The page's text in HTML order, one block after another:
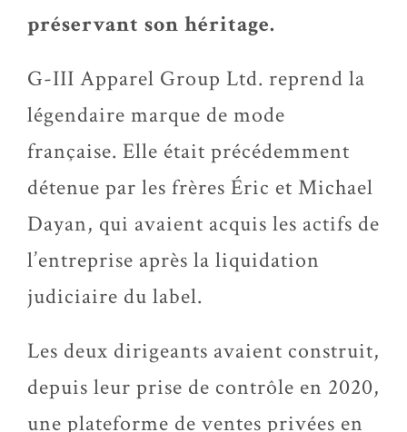
préservant son héritage.
G-III Apparel Group Ltd. reprend la
légendaire marque de mode
française. Elle était précédemment
détenue par les frères Éric et Michael
Dayan, qui avaient acquis les actifs de
l’entreprise après la liquidation
judiciaire du label.
Les deux dirigeants avaient construit,
depuis leur prise de contrôle en 2020,
une plateforme de ventes privées en